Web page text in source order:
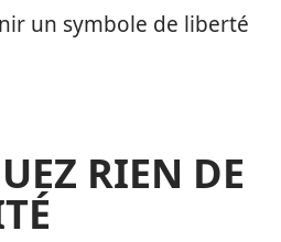
un symbole de liberté
RIEN DE